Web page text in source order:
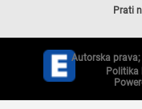
Prati
Autorska prava;
Politika